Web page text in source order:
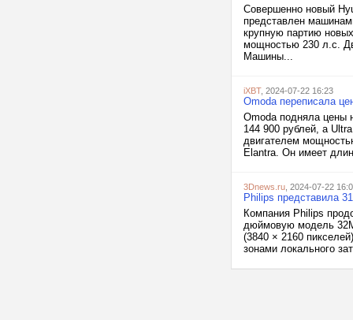
Совершенно новый
представлен
крупную партию
мощностью 230 л.с.
Машины...
iXBT, 2024-07-22 16:23
Omoda переписала
Omoda подняла цены
144 900 рублей, а
двигателем
Elantra. Он имеет
3Dnews.ru , 2024-07-22
Philips представила
Компания Philips
дюймовую модель
(3840 × 2160
зонами локального